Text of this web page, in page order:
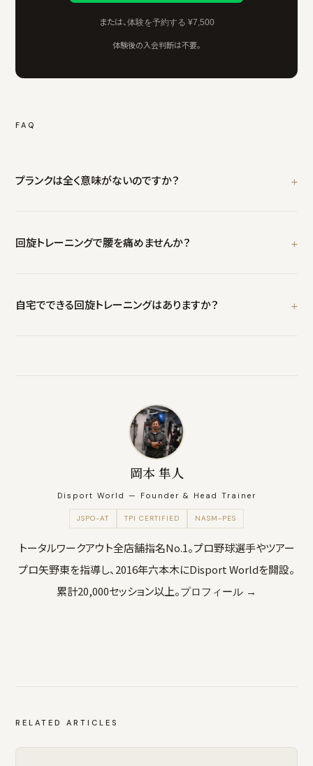
または、 体験を予約する ¥7,500
体験後の入会判断は不要。
FAQ
プランクは全く意味がないのですか？
プランク単体では不十分。回旋パワーのトレーニングを優先し、プラ
回旋トレーニングで腰を痛めませんか？
の状態を確認した上で、適切な負荷と種目を選択します。腰痛歴が
自宅でできる回旋トレーニングはありますか？
岡本 隼人
Disport World — Founder & Head Trainer
JSPO-AT TPI CERTIFIED NASM-PES
トータルワークアウト全店舗指名No.1。プロ野球選手やツアー
プロ矢野東を指導し、2016年六本木にDisport Worldを開設。
累計20,000セッション以上。プロフィール →
RELATED ARTICLES